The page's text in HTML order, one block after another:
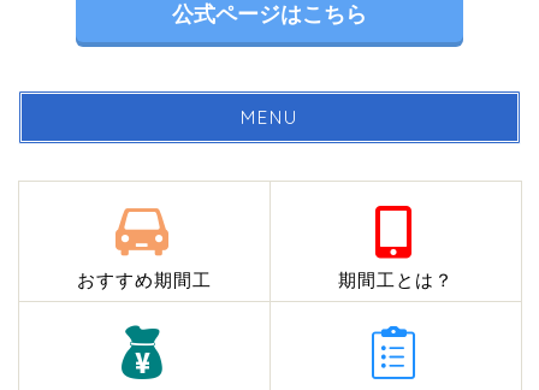
公式ページはこちら
MENU
おすすめ期間工 期間工とは？